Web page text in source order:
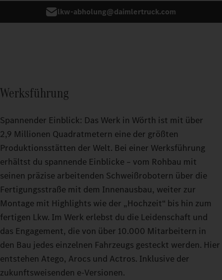
lkw-abholung@daimlertruck.com
Werksführung
Spannender Einblick: Das Werk in Wörth ist mit über
2,9 Millionen Quadratmetern eine der größten
Produktionsstätten der Welt. Bei einer Werksführung
erhältst du spannende Einblicke – vom Rohbau mit
seinen präzise arbeitenden Schweißrobotern über die
Fertigungsstraße mit dem Innenausbau, weiter zur
Montage mit Highlights wie der „Hochzeit“ bis hin zum
fertigen Lkw. Im Werk erlebst du die Leidenschaft und
das Engagement, die von über 10.000 Mitarbeitern in
den Bau jedes einzelnen Fahrzeugs gesteckt werden. Hier
entstehen Atego, Arocs und Actros. Inklusive der
zukunftsweisenden e‑Versionen.